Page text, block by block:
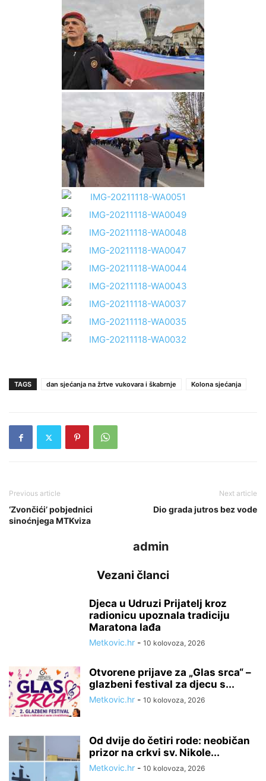
TAGS dan sjećanja na žrtve vukovara i škabrnje Kolona sjećanja
Previous article
‘Zvončići’ pobjednici
sinoćnjega MTKviza
Next article
Dio grada jutros bez vode
admin
Vezani članci
Djeca u Udruzi Prijatelj kroz
radionicu upoznala tradiciju
Maratona lađa
Metkovic.hr - 10 kolovoza, 2026
Otvorene prijave za „Glas srca“ –
glazbeni festival za djecu s...
Metkovic.hr - 10 kolovoza, 2026
Od dvije do četiri rode: neobičan
prizor na crkvi sv. Nikole...
Metkovic.hr - 10 kolovoza, 2026